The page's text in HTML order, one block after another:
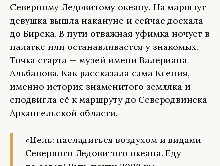
Северному Ледовитому океану. На маршрут
девушка вышла накануне и сейчас доехала
до Бирска. В пути отважная уфимка ночует в
палатке или останавливается у знакомых.
Точка старта — музей имени Валериана
Альбанова. Как рассказала сама Ксения,
именно история знаменитого земляка и
сподвигла её к маршруту до Северодвинска
Архангельской области.
«Цель: насладиться воздухом и видами
Северного Ледовитого океана. Еду